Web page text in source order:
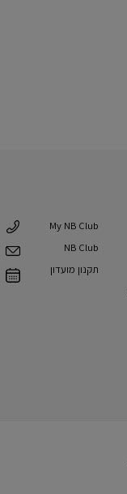
My NB Club
NB Club
תקנון מועדון